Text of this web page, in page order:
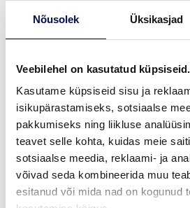
Nõusolek Üksikasjad
Veebilehel on kasutatud küpsiseid.
Kasutame küpsiseid sisu ja
isikupärastamiseks, sotsiaalse
pakkumiseks ning liikluse
teavet selle kohta, kuidas meie
sotsiaalse meedia, reklaami- ja
võivad seda kombineerida muu
esitanud või mida nad on kogunud
70% PEFC
GARANTII:
VIIMISTLUS (11)
NCS S0502-YNCS S0500-N
NCS